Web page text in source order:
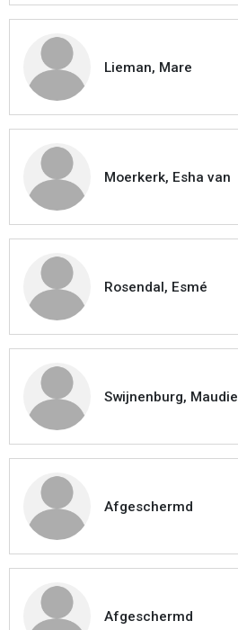
Lieman, Mare
Moerkerk, Esha van
Rosendal, Esmé
Swijnenburg, Maudie
Afgeschermd
Afgeschermd